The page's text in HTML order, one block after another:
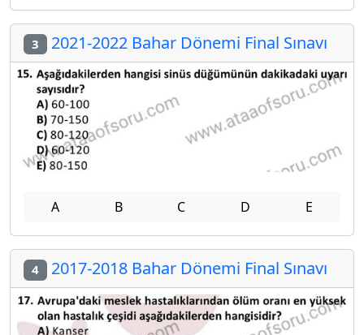
3 2021-2022 Bahar Dönemi Final Sınavı
A B C D E
4 2017-2018 Bahar Dönemi Final Sınavı